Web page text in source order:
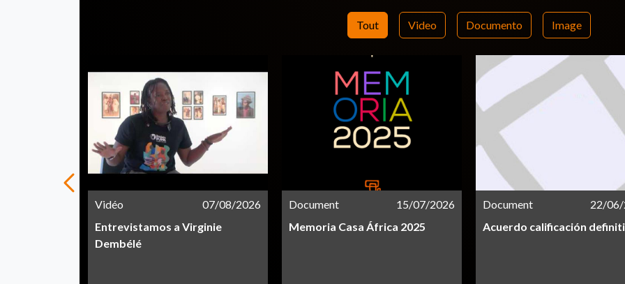
Tout Video Documento Image
Vidéo
07/08/2026
Entrevistamos a Virginie
Dembélé
Document
15/07/2026
Memoria Casa África 2025
Document
22/
Acuerdo calificación